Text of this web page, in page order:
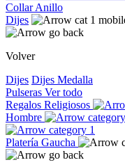
CollarAnillo
Dijes
Volver
Dijes Dijes Medalla
Pulseras Ver todo
Regalos Religiosos
Hombre
Platería Gaucha